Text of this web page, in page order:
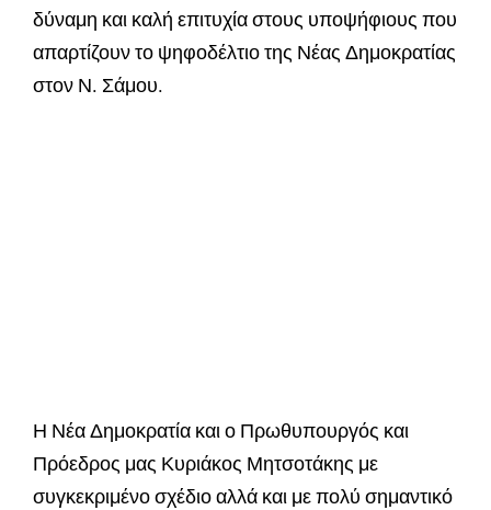
δύναμη και καλή επιτυχία στους υποψήφιους που
απαρτίζουν το ψηφοδέλτιο της Νέας Δημοκρατίας
στον Ν. Σάμου.
Η Νέα Δημοκρατία και ο Πρωθυπουργός και
Πρόεδρος μας Κυριάκος Μητσοτάκης με
συγκεκριμένο σχέδιο αλλά και με πολύ σημαντικό